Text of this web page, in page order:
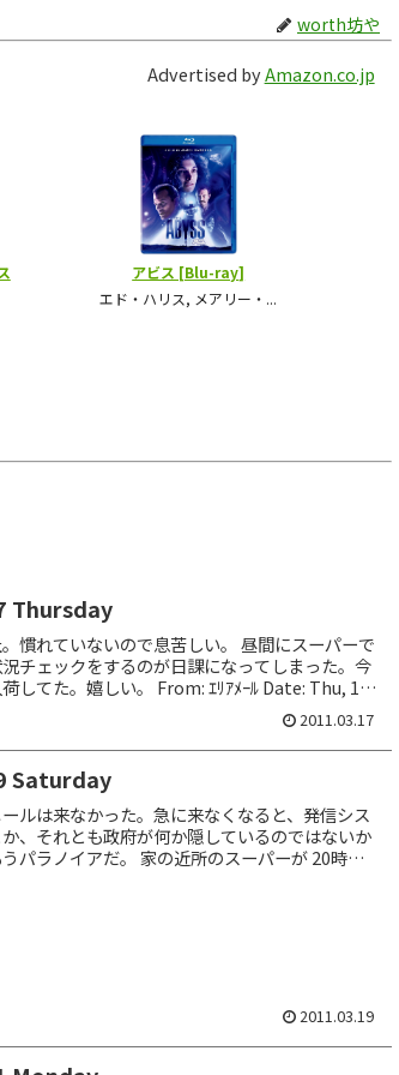
worth坊や
Advertised byAmazon.co.jp
Thursday
慣れていないので息苦しい。 昼間にスーパーで
チェックをするのが日課になってしまった。今
してた。嬉しい。 From: ｴﾘｱﾒｰﾙ Date: Thu, 17
2011.03.17
Saturday
ルは来なかった。急に来なくなると、発信シス
、それとも政府が何か隠しているのではないか
パラノイアだ。 家の近所のスーパーが 20時で
2011.03.19